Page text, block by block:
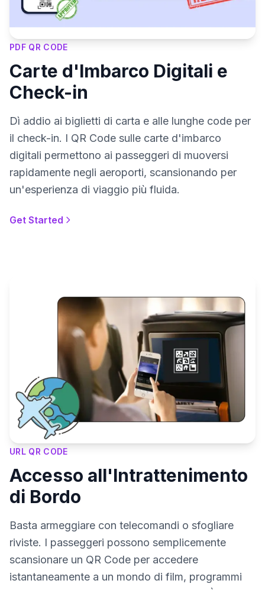
PDF QR CODE
Carte d'Imbarco Digitali e
Check-in
Dì addio ai biglietti di carta e alle lunghe code per
il check-in. I QR Code sulle carte d'imbarco
digitali permettono ai passeggeri di muoversi
rapidamente negli aeroporti, scansionando per
un'esperienza di viaggio più fluida.
Get Started
URL QR CODE
Accesso all'Intrattenimento
di Bordo
Basta armeggiare con telecomandi o sfogliare
riviste. I passeggeri possono semplicemente
scansionare un QR Code per accedere
istantaneamente a un mondo di film, programmi